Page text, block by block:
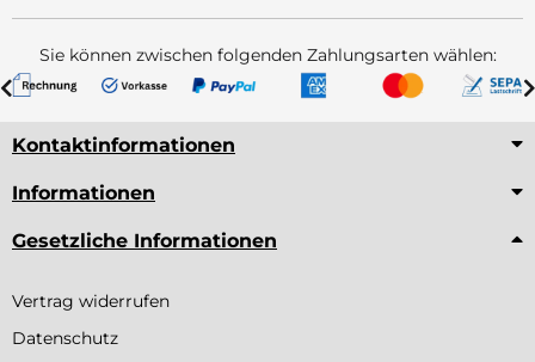
Sie können zwischen folgenden Zahlungsarten wählen:
Kontaktinformationen
Informationen
Gesetzliche Informationen
Vertrag widerrufen
Datenschutz